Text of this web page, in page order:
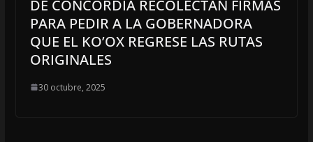
DE CONCORDIA RECOLECTAN FIRMAS
PARA PEDIR A LA GOBERNADORA
QUE EL KO’OX REGRESE LAS RUTAS
ORIGINALES
30 octubre, 2025